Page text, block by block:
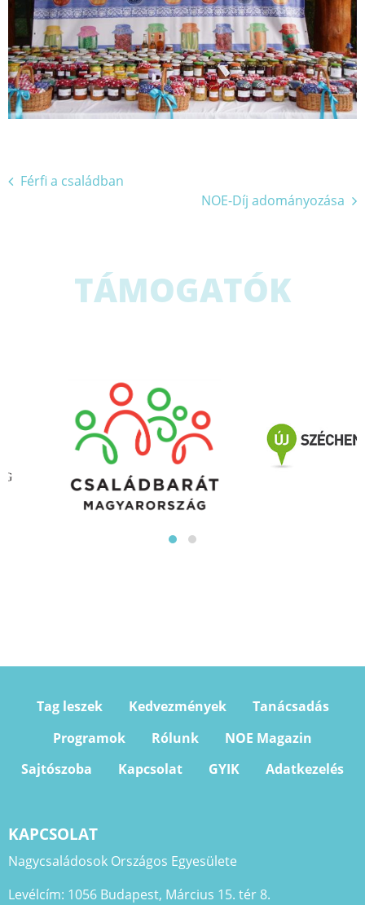
Bejegyzés
Férfi a családban
NOE-Díj adományozása
TÁMOGATÓK
Tag leszek Kedvezmények
Tanácsadás
Programok
Rólunk
NOE Magazin
Sajtószoba
Kapcsolat GYIK Adatkezelés
KAPCSOLAT
Nagycsaládosok Országos Egyesülete
Levélcím: 1056 Budapest, Március 15. tér 8.